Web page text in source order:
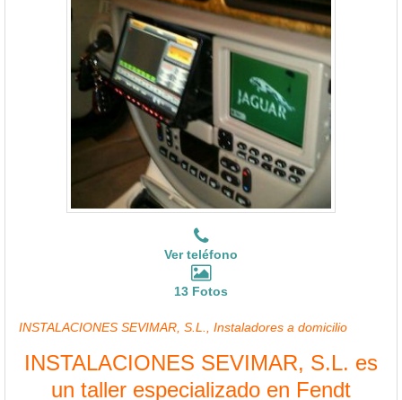
Ver teléfono
13 Fotos
INSTALACIONES SEVIMAR, S.L., Instaladores a domicilio
INSTALACIONES SEVIMAR, S.L. es
un taller especializado en Fendt